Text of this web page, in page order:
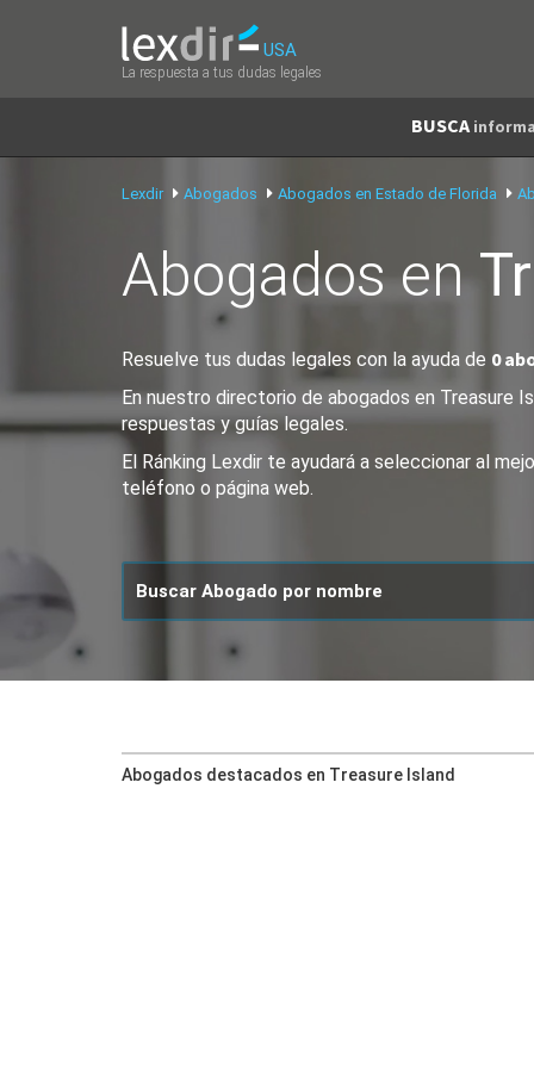
USA
La respuesta a tus dudas legales
BUSCA
Lexdir Abogados Abogados en Estado de Florida
Abogados en
Resuelve tus dudas legales con la ayuda de 0
En nuestro directorio de abogados en Treasure
respuestas y guías legales.
El Ránking Lexdir te ayudará a seleccionar al
teléfono o página web.
Abogados destacados en Treasure Island